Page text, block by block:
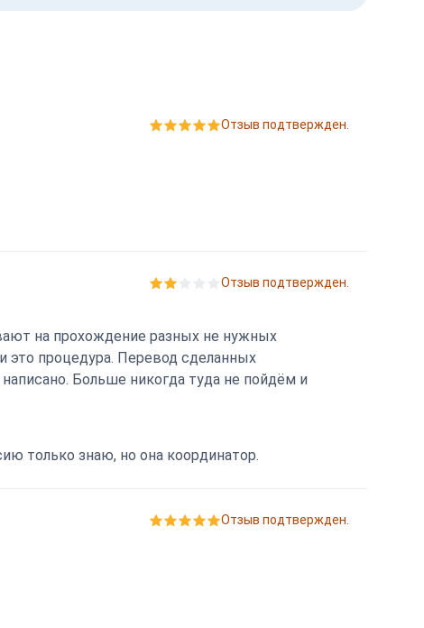
Отзыв подтвержден.
Отзыв подтвержден.
на прохождение разных не нужных
это процедура. Перевод сделанных
Больше никогда туда не пойдём и
только знаю, но она координатор.
Отзыв подтвержден.